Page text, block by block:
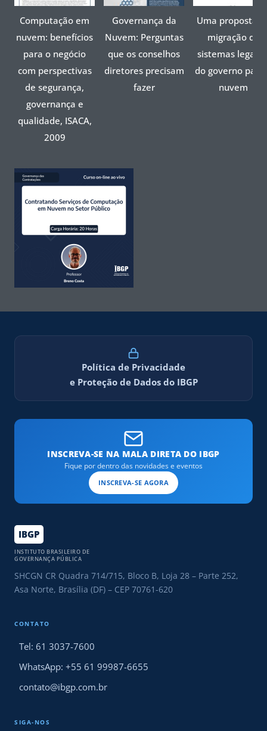
Computação em
nuvem: benefícios
para o negócio
com perspectivas
de segurança,
governança e
qualidade, ISACA,
2009
Governança da
Nuvem: Perguntas
que os conselhos
diretores precisam
fazer
Uma proposta
migração de
sistemas
do governo para
nuvem
Política de Privacidade
e Proteção de Dados do IBGP
INSCREVA-SE NA MALA DIRETA DO IBGP
Fique por dentro das novidades e eventos
INSCREVA-SE AGORA
IBGP
INSTITUTO BRASILEIRO DE
GOVERNANÇA PÚBLICA
SHCGN CR Quadra 714/715, Bloco B, Loja 28 – Parte 252,
Asa Norte, Brasília (DF) – CEP 70761-620
CONTATO
Tel: 61 3037-7600
WhatsApp: +55 61 99987-6655
contato@ibgp.com.br
SIGA-NOS